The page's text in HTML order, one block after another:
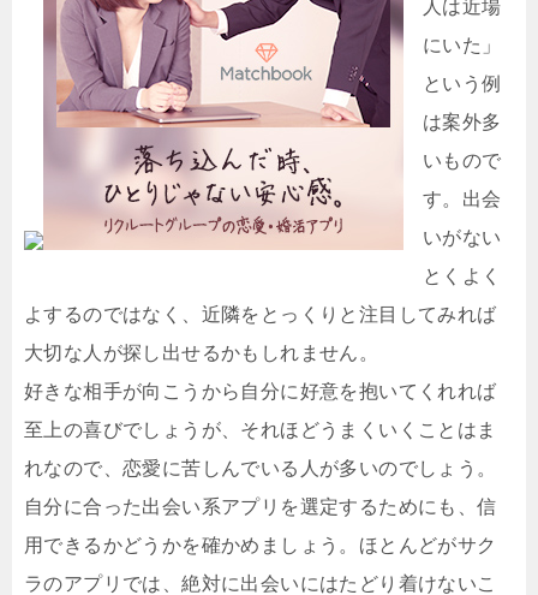
人は近場
にいた」
という例
は案外多
いもので
す。出会
いがない
とくよく
よするのではなく、近隣をとっくりと注目してみれば
大切な人が探し出せるかもしれません。
好きな相手が向こうから自分に好意を抱いてくれれば
至上の喜びでしょうが、それほどうまくいくことはま
れなので、恋愛に苦しんでいる人が多いのでしょう。
自分に合った出会い系アプリを選定するためにも、信
用できるかどうかを確かめましょう。ほとんどがサク
ラのアプリでは、絶対に出会いにはたどり着けないこ